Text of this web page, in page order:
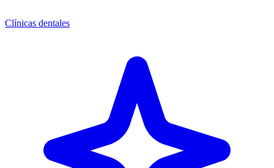
Clínicas dentales